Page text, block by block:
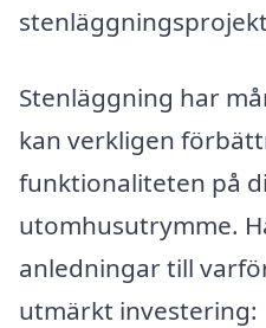
Stenläggning har
kan verkligen
funktionaliteten på
utomhusutrymme.
anledningar till
utmärkt investering: